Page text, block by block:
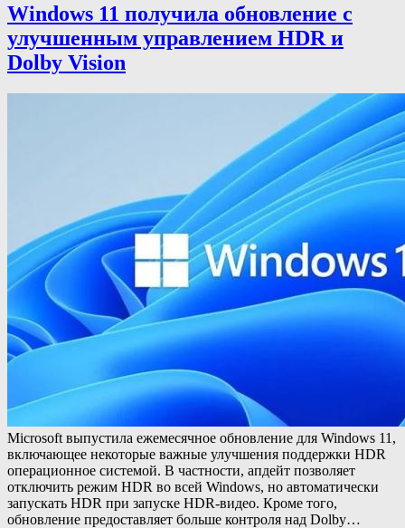
Windows 11 получила обновление с
улучшенным управлением HDR и
Dolby Vision
Microsoft выпустила ежемесячное обновление для Windows 11,
включающее некоторые важные улучшения поддержки HDR
операционное системой. В частности, апдейт позволяет
отключить режим HDR во всей Windows, но автоматически
запускать HDR при запуске HDR-видео. Кроме того,
обновление предоставляет больше контроля над Dolby…